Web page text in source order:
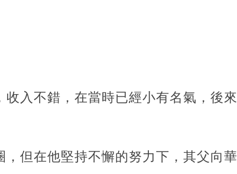
入不錯，在當時已經小有名氣，後來
但在他堅持不懈的努力下，其父向華